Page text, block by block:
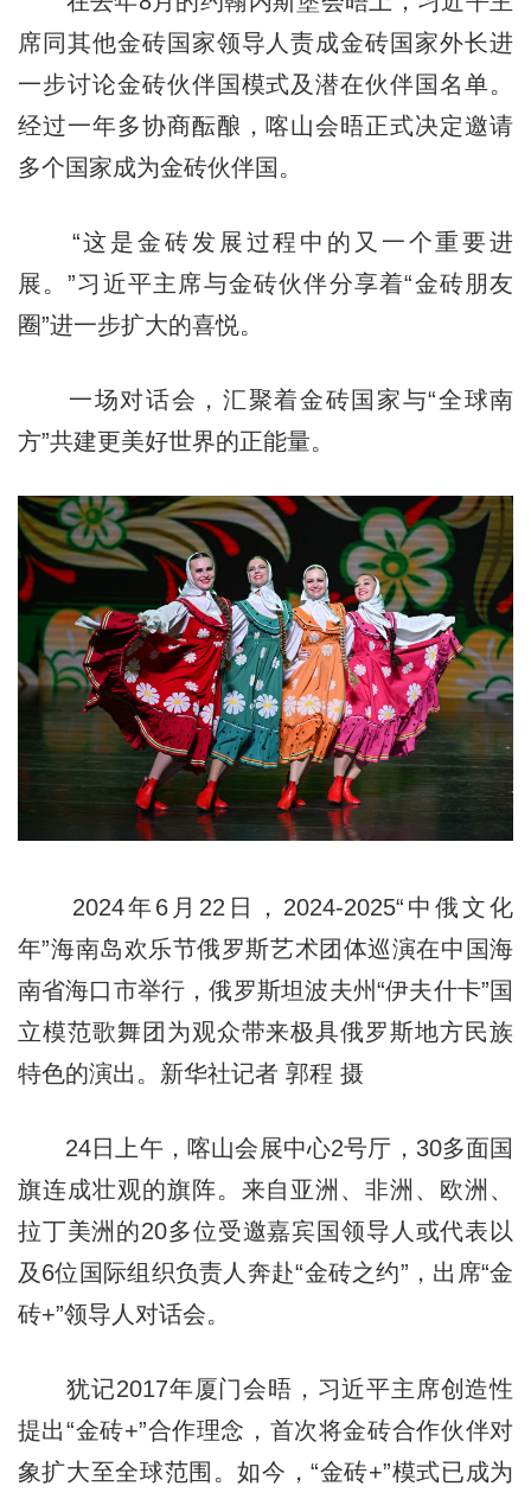
席同其他金砖国家领导人责成金砖国家外长进
一步讨论金砖伙伴国模式及潜在伙伴国名单。
经过一年多协商酝酿，喀山会晤正式决定邀请
多个国家成为金砖伙伴国。
“这是金砖发展过程中的又一个重要进
展。”习近平主席与金砖伙伴分享着“金砖朋友
圈”进一步扩大的喜悦。
一场对话会，汇聚着金砖国家与“全球南
方”共建更美好世界的正能量。
2024年6月22日，2024-2025“中俄文化
年”海南岛欢乐节俄罗斯艺术团体巡演在中国海
南省海口市举行，俄罗斯坦波夫州“伊夫什卡”国
立模范歌舞团为观众带来极具俄罗斯地方民族
特色的演出。新华社记者 郭程 摄
24日上午，喀山会展中心2号厅，30多面国
旗连成壮观的旗阵。来自亚洲、非洲、欧洲、
拉丁美洲的20多位受邀嘉宾国领导人或代表以
及6位国际组织负责人奔赴“金砖之约”，出席“金
砖+”领导人对话会。
犹记2017年厦门会晤，习近平主席创造性
提出“金砖+”合作理念，首次将金砖合作伙伴对
象扩大至全球范围。如今，“金砖+”模式已成为